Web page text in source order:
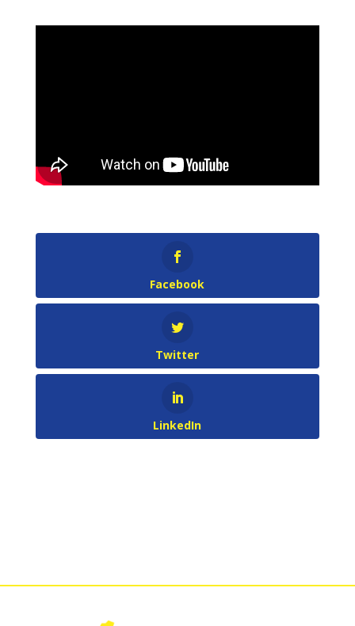
Facebook
Twitter
LinkedIn